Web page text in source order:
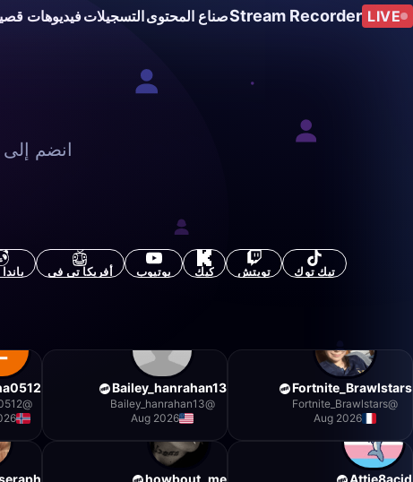
LIVE
Stream Recorderصناع المحتوىالتسجيلاتفيديوهات
انضم
تيك توك تويتش كيك يوتيوب أفريكا تي في
Fortnite_Brawlstars
@
Fortnite_Brawlstars
Aug 2026
Bailey_hanrahan13
@
Bailey_hanrahan13
Aug 2026
@